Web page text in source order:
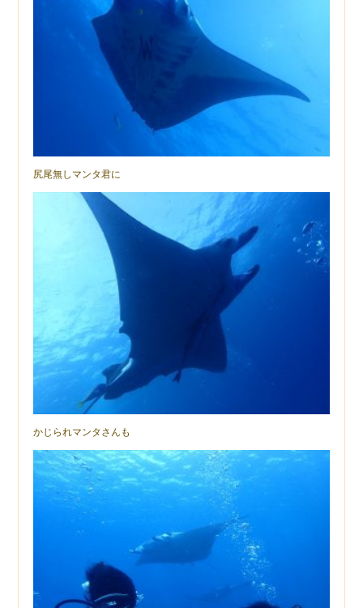
尻尾無しマンタ君に
かじられマンタさんも